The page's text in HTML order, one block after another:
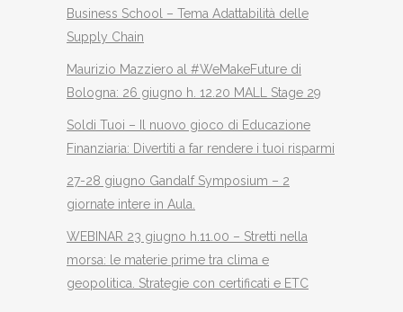
Business School – Tema Adattabilità delle
Supply Chain
Maurizio Mazziero al #WeMakeFuture di
Bologna: 26 giugno h. 12.20 MALL Stage 29
Soldi Tuoi – Il nuovo gioco di Educazione
Finanziaria: Divertiti a far rendere i tuoi risparmi
27-28 giugno Gandalf Symposium – 2
giornate intere in Aula.
WEBINAR 23 giugno h.11.00 – Stretti nella
morsa: le materie prime tra clima e
geopolitica. Strategie con certificati e ETC